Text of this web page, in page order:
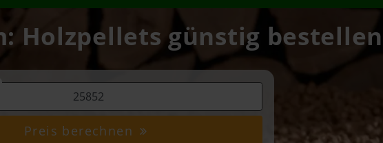
Holzpellets günstig bestellen
Preis berechnen